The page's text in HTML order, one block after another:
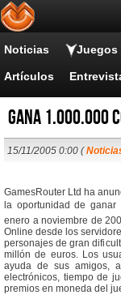
Noticias Juegos
Artículos
Gana 1.000.000
15/11/2005 0:00 (
GamesRouter Ltd ha
la oportunidad de ganar
enero a noviembre de
Online desde los
personajes de gran
millón de euros. Los
ayuda de sus amigos,
electrónicos, tiempo de
premios en moneda del